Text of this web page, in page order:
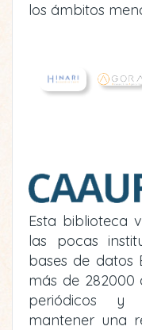
los ámbitos
Esta biblioteca
las pocas
bases de datos
más de 282000
periódicos y
mantener una